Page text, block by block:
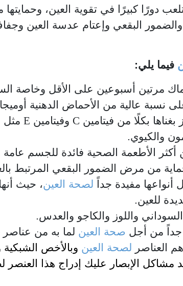
تلعب دورًا كبيرًا في تقوية العين،
والضمور البقعي وإعتام عدسة العين
فيما يلي:
مرتين أسبوعين على الأقل وخاصة
نسبة عالية من الأحماض الدهنية أوميجا
بكلًا من فيتامين C وفيتامين E مثل
والكيوي.
أكثر الأطعمة الصحية فائدة للجسم
من مرض الضمور البقعي المرتبط
أنواعها مفيدة جداً لصحة العين، حيث
للعين.
واللوز والكاجو والعدس.
جداً من أجل صحة العين لما به من عناصر
العناصر لصحة العين وبالأخص الشبكية
مشاكل الإبصار عليك إدراج هذا العنصر